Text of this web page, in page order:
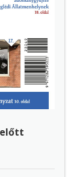
előtt